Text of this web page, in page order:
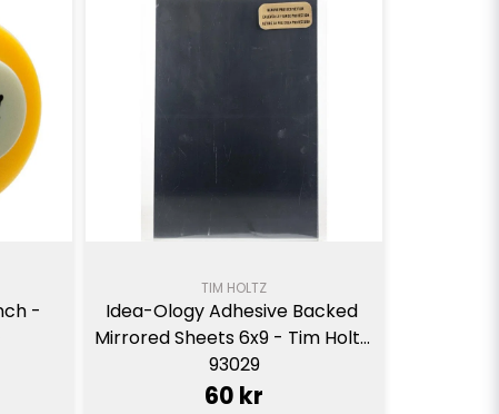
-
TIM HOLTZ
Idea-Ology Adhesive Backed
Mirrored Sheets 6x9 - Tim Holtz
93029
60 kr